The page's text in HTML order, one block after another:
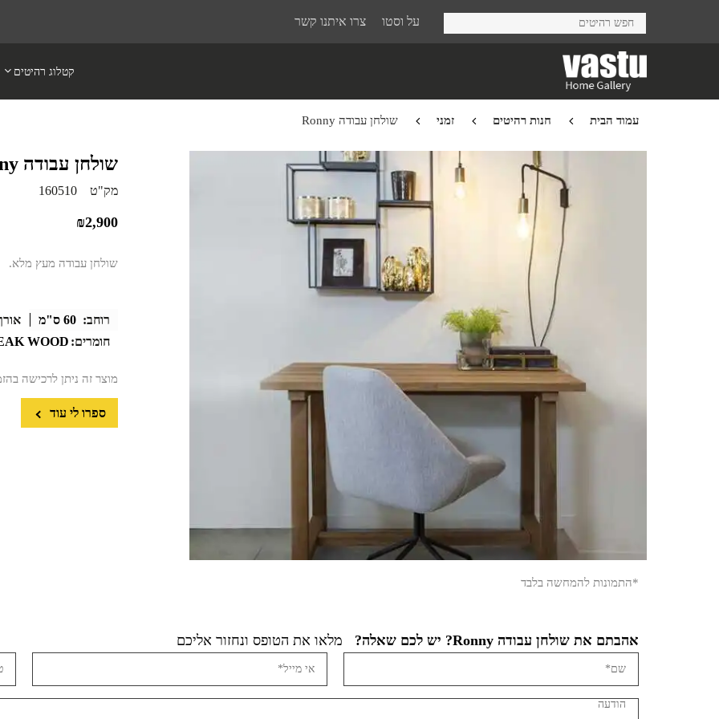
על וסטו צרו איתנו קשר
קטלוג רהיטים
עמוד הבית חנות רהיטים זמני שולחן עבודה Ronny
*התמונות להמחשה בלבד
שולחן עבודה Ronny
מק"ט 160510
₪2,900
שולחן עבודה מעץ מלא.
רוחב: 60 ס"מ
חומרים: WOOD
מוצר זה ניתן לרכישה
ספרו לי עוד
אהבתם את שולחן עבודה Ronny? יש לכם שאלה? מלאו את הטופס ונחזור אליכם